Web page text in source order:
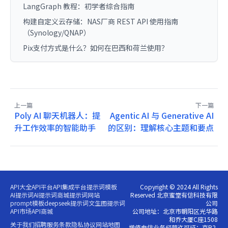
LangGraph 教程：初学者综合指南
构建自定义云存储：NAS厂商 REST API 使用指南
（Synology/QNAP）
Pix支付方式是什么？如何在巴西和荷兰使用？
上一篇
Poly AI 聊天机器人：提
升工作效率的智能助手
下一篇
Agentic AI 与 Generative AI
的区别：理解核心主题和要点
API大全API平台API集成平台提示词模板
AI提示词AI提示词商城提示词网站
prompt模板deepseek提示词文生图提示词
API市场API商城
关于我们招聘服务条款隐私协议网站地图
Copyright © 2024 All Rights
Reserved 北京蜜堂有信科技有限
公司
公司地址：北京市朝阳区光华路
和乔大厦C座1508